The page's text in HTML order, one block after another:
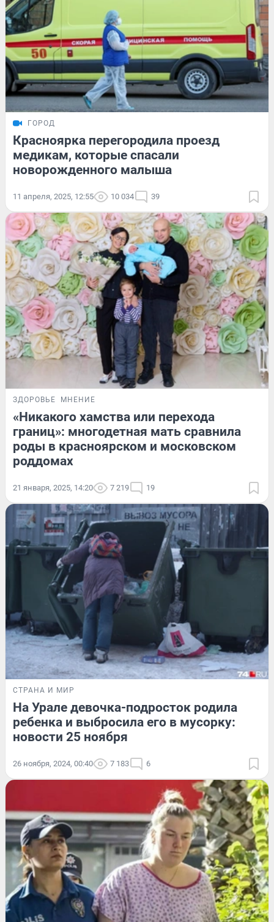
ГОРОД
Красноярка перегородила проезд
медикам, которые спасали
новорожденного малыша
11 апреля, 2025, 12:55 10 034 39
ЗДОРОВЬЕ МНЕНИЕ
«Никакого хамства или перехода
границ»: многодетная мать сравнила
роды в красноярском и московском
роддомах
21 января, 2025, 14:20 7 219 19
СТРАНА И МИР
На Урале девочка-подросток родила
ребенка и выбросила его в мусорку:
новости 25 ноября
26 ноября, 2024, 00:40 7 183 6